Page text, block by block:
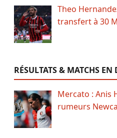
Theo
transfert à 30
RÉSULTATS & MATCHS EN
Mercato : Anis
rumeurs